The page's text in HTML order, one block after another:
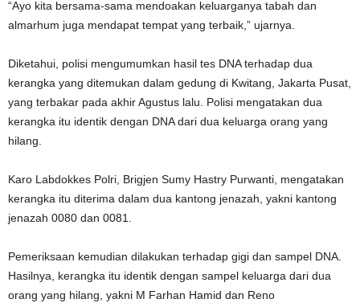
“Ayo kita bersama-sama mendoakan keluarganya tabah dan
almarhum juga mendapat tempat yang terbaik,” ujarnya.
Diketahui, polisi mengumumkan hasil tes DNA terhadap dua
kerangka yang ditemukan dalam gedung di Kwitang, Jakarta Pusat,
yang terbakar pada akhir Agustus lalu. Polisi mengatakan dua
kerangka itu identik dengan DNA dari dua keluarga orang yang
hilang.
Karo Labdokkes Polri, Brigjen Sumy Hastry Purwanti, mengatakan
kerangka itu diterima dalam dua kantong jenazah, yakni kantong
jenazah 0080 dan 0081.
Pemeriksaan kemudian dilakukan terhadap gigi dan sampel DNA.
Hasilnya, kerangka itu identik dengan sampel keluarga dari dua
orang yang hilang, yakni M Farhan Hamid dan Reno